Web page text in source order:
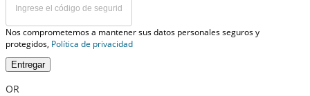
Nos comprometemos a mantener sus datos personales seguros y
protegidos, Política de privacidad
Entregar
OR